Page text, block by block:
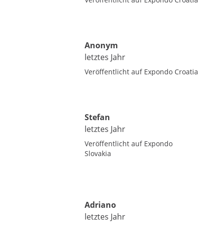
Anonym
letztes Jahr
Veröffentlicht auf Expondo Croatia
Stefan
letztes Jahr
Veröffentlicht auf Expondo
Slovakia
Adriano
letztes Jahr